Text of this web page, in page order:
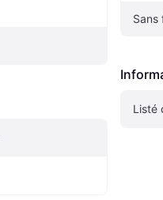
Sans
Listé